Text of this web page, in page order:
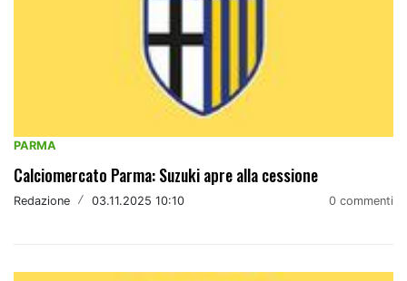
PARMA
Calciomercato Parma: Suzuki apre alla cessione
Redazione / 03.11.2025 10:10 0 commenti